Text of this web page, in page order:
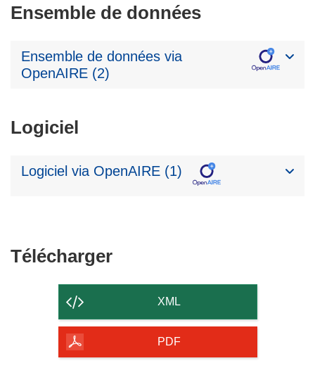
Ensemble de données
Ensemble de données via
OpenAIRE (2)
Logiciel
Logiciel via OpenAIRE (1)
TéléchargerTélécharger
contenu
de
page
XML
PDF